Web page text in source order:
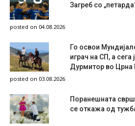
Загреб со
posted on 04.08.2026
Го освои
играч на СП, а сега
Дурмитор во Црна
posted on 03.08.2026
Поранешната
се откажа од